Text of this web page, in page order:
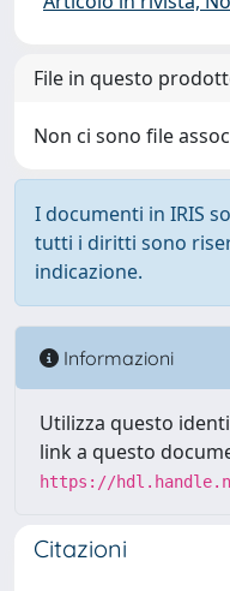
File in questo
Non ci sono file
I documenti in IRIS
tutti i diritti sono
indicazione.
Informazioni
Utilizza questo
link a questo
https://
Citazioni